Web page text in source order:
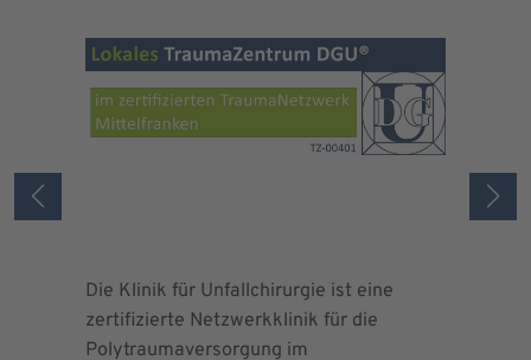
Die Klinik für Unfallchirurgie ist eine
zertifizierte Netzwerkklinik für die
Polytraumaversorgung im